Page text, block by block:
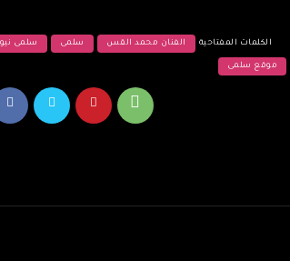
الكلمات المفتاحية الفنان محمد القس سلمى سلمى
موقع سلمى